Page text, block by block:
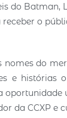
do
o
do
e
da CCXP e